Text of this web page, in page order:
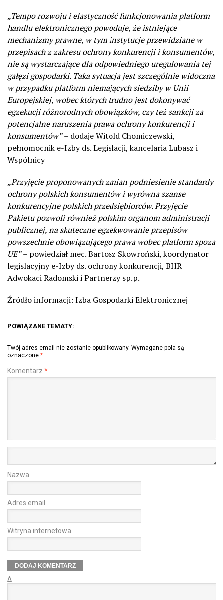
„Tempo rozwoju i elastyczność funkcjonowania platform
handlu elektronicznego powoduje, że istniejące
mechanizmy prawne, w tym instytucje przewidziane w
przepisach z zakresu ochrony konkurencji i konsumentów,
nie są wystarczające dla odpowiedniego uregulowania tej
gałęzi gospodarki. Taka sytuacja jest szczególnie widoczna
w przypadku platform niemających siedziby w Unii
Europejskiej, wobec których trudno jest dokonywać
egzekucji różnorodnych obowiązków, czy też sankcji za
potencjalne naruszenia prawa ochrony konkurencji i
konsumentów”– dodaje Witold Chomiczewski,
pełnomocnik e-Izby ds. Legislacji, kancelaria Lubasz i
Wspólnicy
„Przyjęcie proponowanych zmian podniesienie standardy
ochrony polskich konsumentów i wyrówna szanse
konkurencyjne polskich przedsiębiorców. Przyjęcie
Pakietu pozwoli również polskim organom administracji
publicznej, na skuteczne egzekwowanie przepisów
powszechnie obowiązującego prawa wobec platform spoza
UE”– powiedział mec. Bartosz Skowroński, koordynator
legislacyjny e-Izby ds. ochrony konkurencji, BHR
Adwokaci Radomski i Partnerzy sp.p.
Źródło informacji: Izba Gospodarki Elektronicznej
POWIĄZANE TEMATY:
Twój adres email nie zostanie opublikowany. Wymagane pola są
oznaczone *
Komentarz *
Nazwa
Adres email
Witryna internetowa
Δ